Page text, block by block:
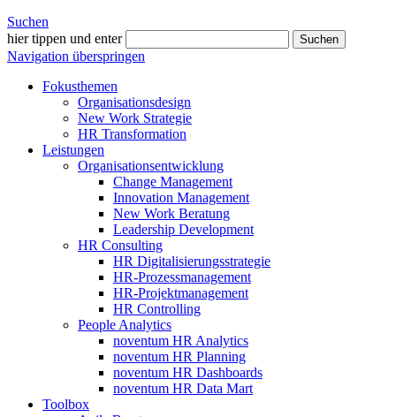
Suchen
hier tippen und enter
Suchen
Navigation überspringen
Fokusthemen
Organisationsdesign
New Work Strategie
HR Transformation
Leistungen
Organisationsentwicklung
Change Management
Innovation Management
New Work Beratung
Leadership Development
HR Consulting
HR Digitalisierungsstrategie
HR-Prozessmanagement
HR-Projektmanagement
HR Controlling
People Analytics
noventum HR Analytics
noventum HR Planning
noventum HR Dashboards
noventum HR Data Mart
Toolbox